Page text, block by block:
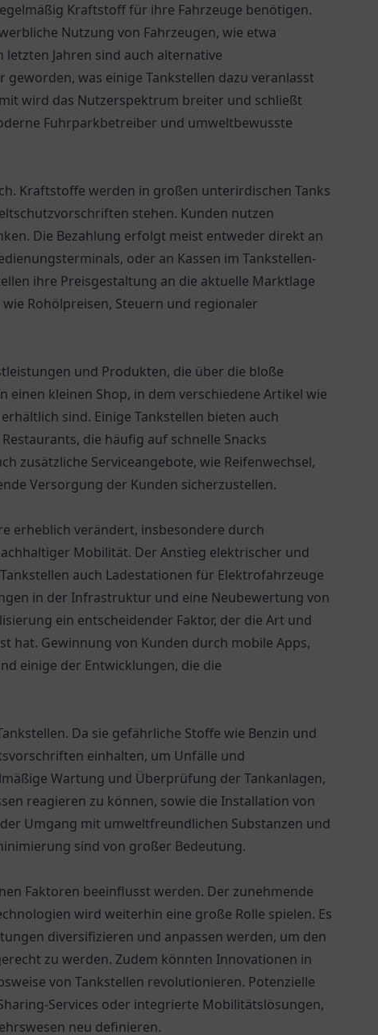
Kraftstoff für ihre Fahrzeuge benötigen.
Nutzung von Fahrzeugen, wie etwa
Jahren sind auch alternative
was einige Tankstellen dazu veranlasst
wird das Nutzerspektrum breiter und schließt
Fuhrparkbetreiber und umweltbewusste
Kraftstoffe werden in großen unterirdischen Tanks
stehen. Kunden nutzen
Die Bezahlung erfolgt meist entweder direkt an
oder an Kassen im Tankstellen-
ihre Preisgestaltung an die aktuelle Marktlage
Rohölpreisen, Steuern und regionaler
und Produkten, die über die bloße
einen kleinen Shop, in dem verschiedene Artikel wie
sind. Einige Tankstellen bieten auch
die häufig auf schnelle Snacks
zusätzliche Serviceangebote, wie Reifenwechsel,
Versorgung der Kunden sicherzustellen.
erheblich verändert, insbesondere durch
Mobilität. Der Anstieg elektrischer und
auch Ladestationen für Elektrofahrzeuge
in der Infrastruktur und eine Neubewertung von
ein entscheidender Faktor, der die Art und
hat. Gewinnung von Kunden durch mobile Apps,
einige der Entwicklungen, die die
Da sie gefährliche Stoffe wie Benzin und
einhalten, um Unfälle und
Wartung und Überprüfung der Tankanlagen,
reagieren zu können, sowie die Installation von
Umgang mit umweltfreundlichen Substanzen und
sind von großer Bedeutung.
Faktoren beeinflusst werden. Der zunehmende
wird weiterhin eine große Rolle spielen. Es
diversifizieren und anpassen werden, um den
zu werden. Zudem könnten Innovationen in
von Tankstellen revolutionieren. Potenzielle
Services oder integrierte Mobilitätslösungen,
neu definieren.